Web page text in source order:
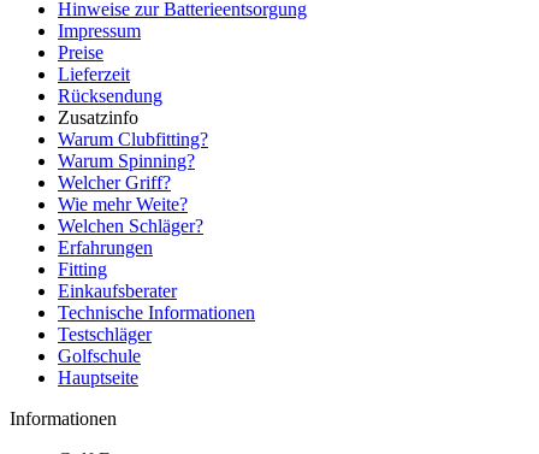
Hinweise zur Batterieentsorgung
Impressum
Preise
Lieferzeit
Rücksendung
Zusatzinfo
Warum Clubfitting?
Warum Spinning?
Welcher Griff?
Wie mehr Weite?
Welchen Schläger?
Erfahrungen
Fitting
Einkaufsberater
Technische Informationen
Testschläger
Golfschule
Hauptseite
Informationen